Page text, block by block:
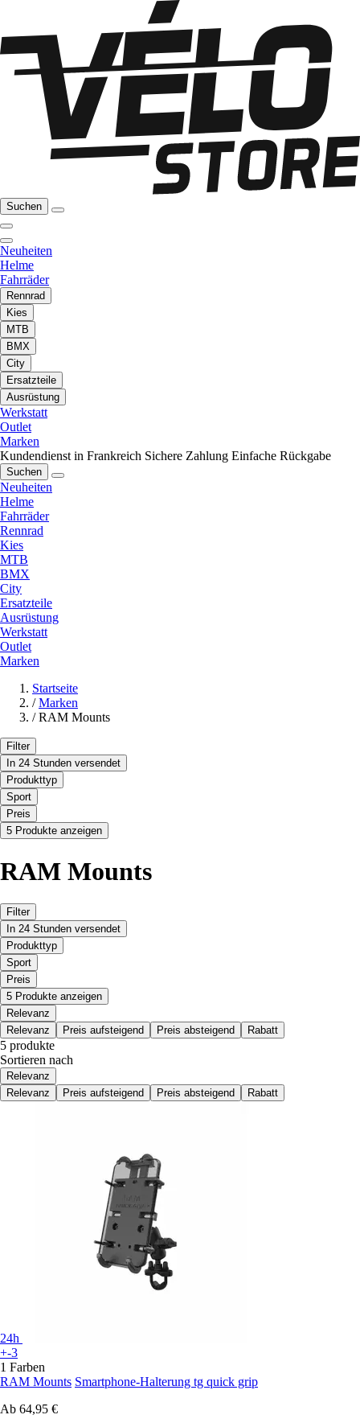
Suchen
Neuheiten
Helme
Fahrräder
Rennrad
Kies
MTB
BMX
City
Ersatzteile
Ausrüstung
Werkstatt
Outlet
Marken
Kundendienst in Frankreich Sichere Zahlung Einfache Rückgabe
Suchen
Neuheiten
Helme
Fahrräder
Rennrad
Kies
MTB
BMX
City
Ersatzteile
Ausrüstung
Werkstatt
Outlet
Marken
Startseite
/ Marken
/ RAM Mounts
Filter
In 24 Stunden versendet
Produkttyp
Sport
Preis
5 Produkte anzeigen
RAM Mounts
Filter
In 24 Stunden versendet
Produkttyp
Sport
Preis
5 Produkte anzeigen
Relevanz
Relevanz
Preis aufsteigend Preis absteigend Rabatt
5 produkte
Sortieren nach
Relevanz
Relevanz
Preis aufsteigend Preis absteigend Rabatt
24h
+-3
1 Farben
RAM Mounts Smartphone-Halterung tg quick grip
Ab 64,95 €